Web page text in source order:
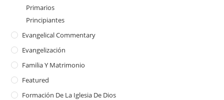
Primarios
Principiantes
Evangelical Commentary
Evangelización
Familia Y Matrimonio
Featured
Formación De La Iglesia De Dios